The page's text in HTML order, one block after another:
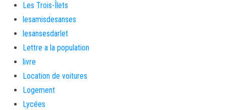
Les Trois-Îlets
lesamisdesanses
lesansesdarlet
Lettre a la population
livre
Location de voitures
Logement
Lycées